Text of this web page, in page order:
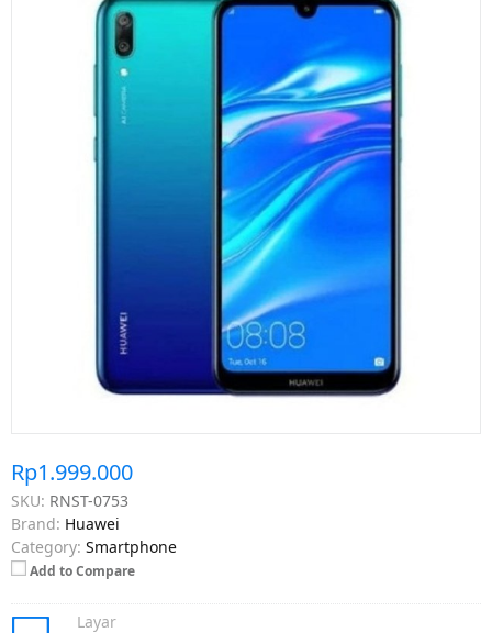
Rp1.999.000
SKU: RNST-0753
Brand: Huawei
Category: Smartphone
Add to Compare
Layar